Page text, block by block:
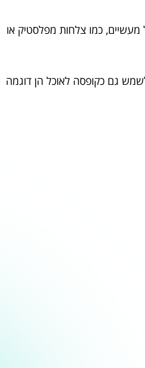
מעשיים, כמו צלחות מפלסטיק או
גם כקופסה לאוכל הן דוגמה